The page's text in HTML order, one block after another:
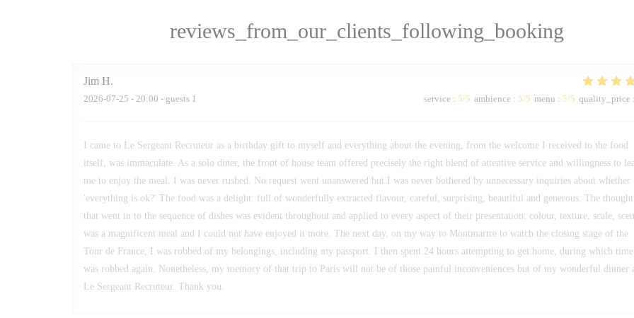
reviews_from_our_clients_following_booking
Jim H
2026-07-25 - 20:00 - guests 1 service : 5/5 ambience : 5/5 menu : 5/5 quality_price :
I came to Le Sergeant Recruteur as a birthday gift to myself and everything about the evening, from the welcome I received to the food
itself, was immaculate. As a solo diner, the front of house team offered precisely the right blend of attentive service and willingness to
me to enjoy the meal. I was never rushed. No request went unanswered but I was never bothered by unnecessary inquiries about whether
'everything is ok?' The food was a delight: full of wonderfully extracted flavour, careful, surprising, beautiful and generous. The thought
that went in to the sequence of dishes was evident throughout and applied to every aspect of their presentation: colour, texture, scale,
was a magnificent meal and I could not have enjoyed it more. The next day, on my way to Montmartre to watch the closing stage of the
Tour de France, I was robbed of my belongings, including my passport. I then spent 24 hours attempting to get home, during which time I
was robbed again. Nonetheless, my memory of that trip to Paris will not be of those painful inconveniences but of my wonderful dinner
Le Sergeant Recruteur. Thank you.